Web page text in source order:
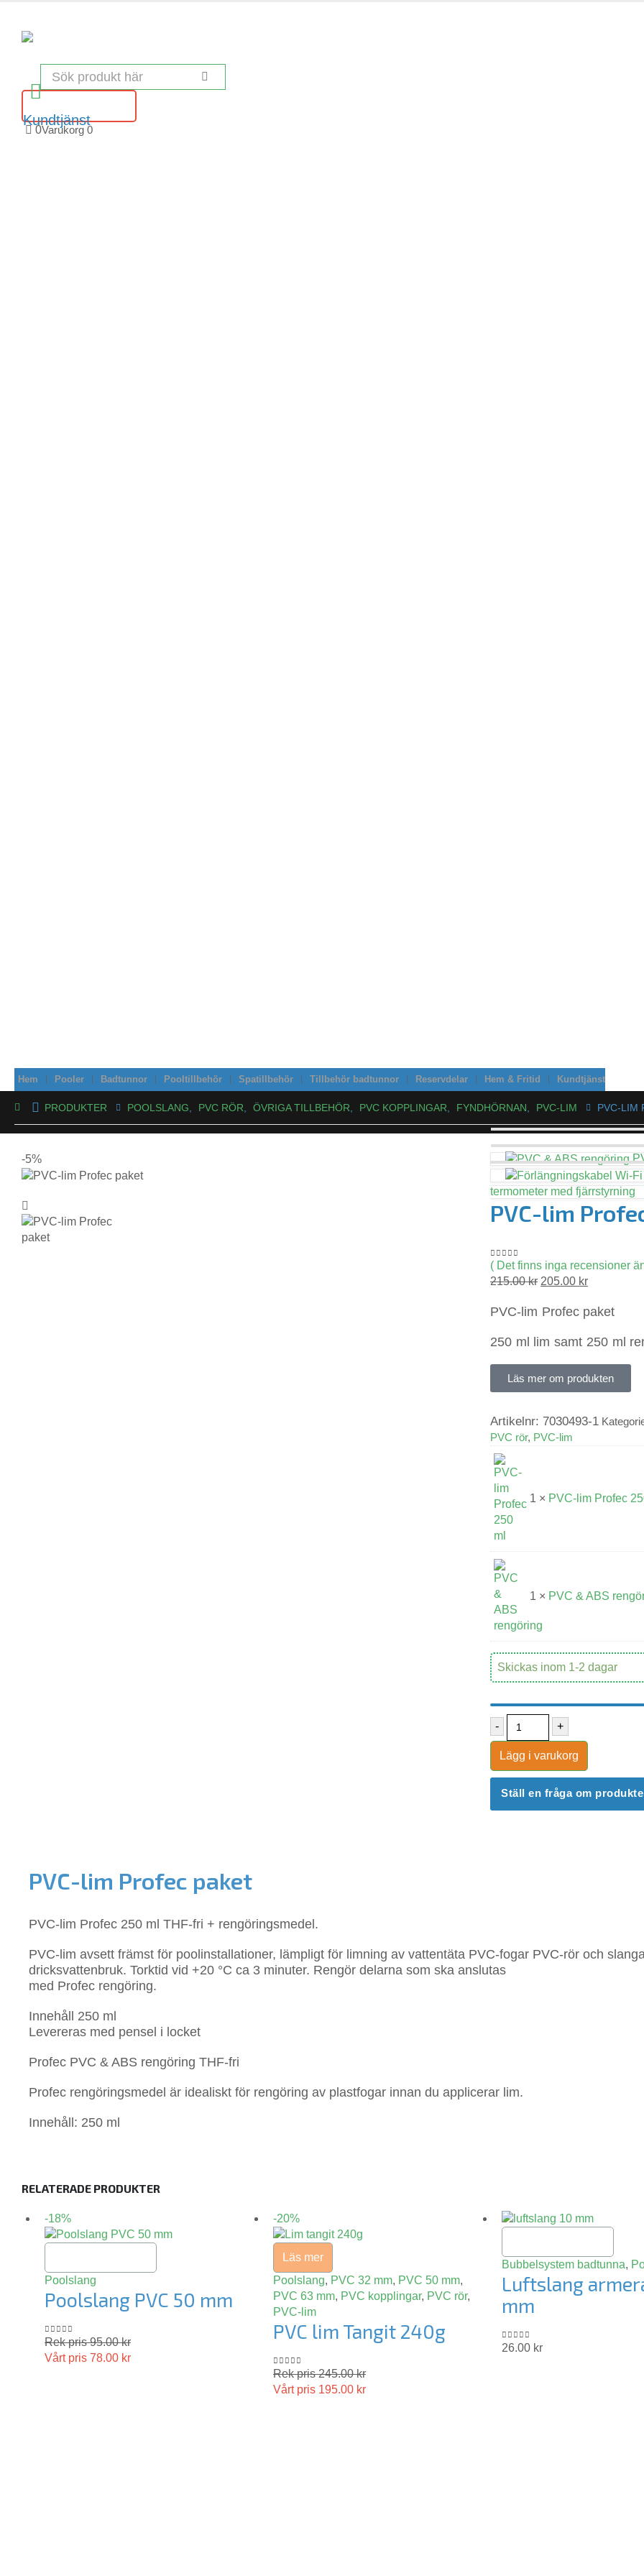
Kundtjänst
0Varukorg0
Hem Pooler Badtunnor Pooltillbehör Spatillbehör Tillbehör badtunnor Reservdelar Hem & Fritid Kundtjänst
PRODUKTER POOLSLANG PVC RÖR ÖVRIGA TILLBEHÖR PVC KOPPLINGAR FYNDHÖRNAN PVC-LIM PVC-LIM
-5%
termometer med fjärrstyrning
PVC-lim
0 out of 5
( Det finns inga recensioner
215.00kr 205.00 kr
PVC-lim Profec paket
250 ml lim samt 250 ml
Läs mer om produkten
Artikelnr: 7030493-1
PVC rör, PVC-lim
1 × PVC-lim Profec
1 × PVC & ABS
Skickas inom 1-2 dagar
- +
Lägg i varukorg
Ställ en fråga om
PVC-lim Profec paket
PVC-lim Profec 250 ml THF-fri + rengöringsmedel.
PVC-lim avsett främst för poolinstallationer, lämpligt för limning av vattentäta PVC-fogar PVC-rör och
dricksvattenbruk. Torktid vid +20 °C ca 3 minuter. Rengör delarna som ska anslutas
med Profec rengöring.
Innehåll 250 ml
Levereras med pensel i locket
Profec PVC & ABS rengöring THF-fri
Profec rengöringsmedel är idealiskt för rengöring av plastfogar innan du applicerar lim.
Innehåll: 250 ml
RELATERADE PRODUKTER
-18%
Poolslang
Poolslang PVC 50 mm
0out of 5
Rek pris95.00kr
Vårt pris 78.00 kr
-20%
Läs mer
Poolslang, PVC 32 mm, PVC 50 mm,
PVC 63 mm, PVC kopplingar, PVC rör,
PVC-lim
PVC lim Tangit 240g
0out of 5
Rek pris245.00kr
Vårt pris 195.00 kr
Bubbelsystem badtunna,
Luftslang
mm
0out of 5
26.00 kr